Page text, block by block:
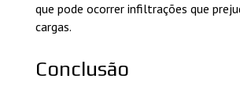
que pode ocorrer infiltrações que
cargas.
Conclusão